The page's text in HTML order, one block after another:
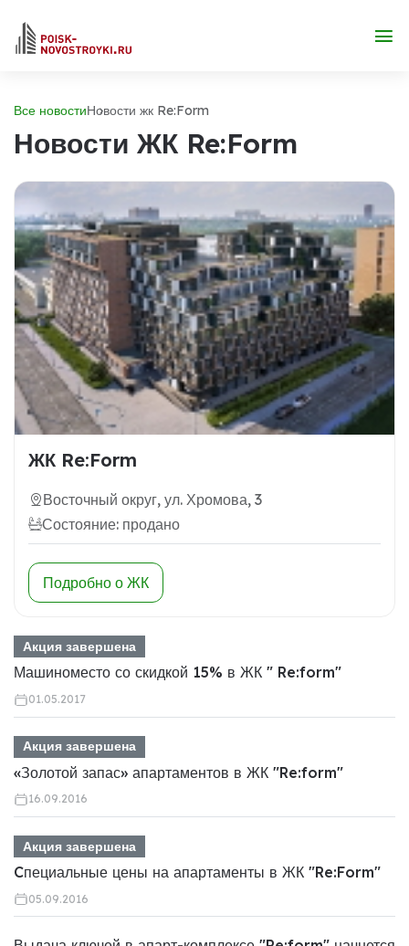
Все новостиНовости жк Re:Form
Новости ЖК Re:Form
ЖК Re:Form
Восточный округ, ул. Хромова, 3
Состояние: продано
Подробно о ЖК
Акция завершена
Машиноместо со скидкой 15% в ЖК " Re:form"
01.05.2017
Акция завершена
«Золотой запас» апартаментов в ЖК "Re:form"
16.09.2016
Акция завершена
Cпециальные цены на апартаменты в ЖК "Re:Form"
05.09.2016